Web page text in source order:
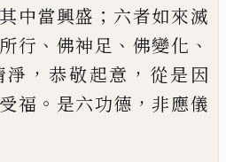
中當興盛 ； 六者如來滅
行 、 佛神足 、 佛變化 、
淨 ， 恭敬起意 ， 從是因
受福 。 是六功德 ， 非應儀